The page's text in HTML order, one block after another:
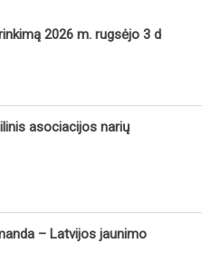
2026 m. rugsėjo 3 d
asociacijos narių
– Latvijos jaunimo